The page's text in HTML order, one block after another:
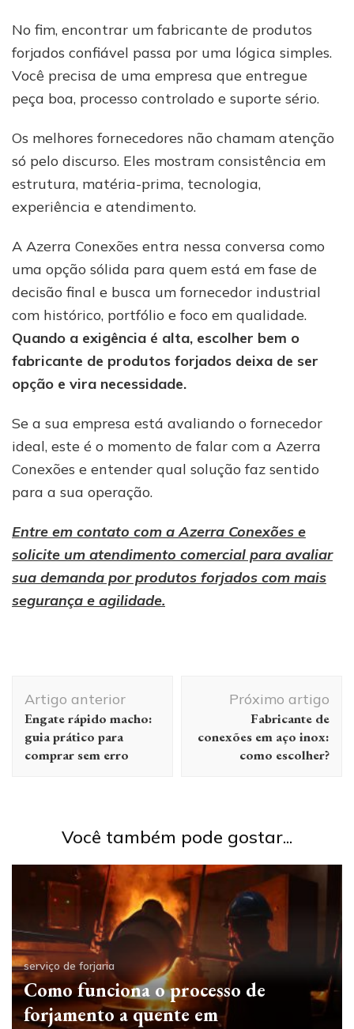
No fim, encontrar um fabricante de produtos
forjados confiável passa por uma lógica simples.
Você precisa de uma empresa que entregue
peça boa, processo controlado e suporte sério.
Os melhores fornecedores não chamam atenção
só pelo discurso. Eles mostram consistência em
estrutura, matéria-prima, tecnologia,
experiência e atendimento.
A Azerra Conexões entra nessa conversa como
uma opção sólida para quem está em fase de
decisão final e busca um fornecedor industrial
com histórico, portfólio e foco em qualidade.
Quando a exigência é alta, escolher bem o
fabricante de produtos forjados deixa de ser
opção e vira necessidade.
Se a sua empresa está avaliando o fornecedor
ideal, este é o momento de falar com a Azerra
Conexões e entender qual solução faz sentido
para a sua operação.
Entre em contato com a Azerra Conexões e
solicite um atendimento comercial para avaliar
sua demanda por produtos forjados com mais
segurança e agilidade.
de
post
Artigo anterior
Engate rápido macho:
guia prático para
comprar sem erro
Próximo artigo
Fabricante de
conexões em aço inox:
como escolher?
Você também pode gostar...
serviço de forjaria
Como funciona o processo de
forjamento a quente em